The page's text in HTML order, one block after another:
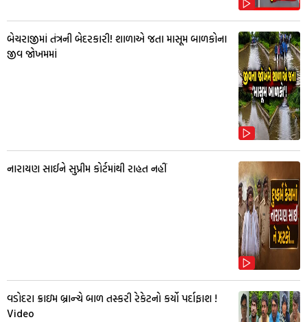
બેચરાજીમાં તંત્રની બેદરકારી! શાળાએ જતા માસૂમ બાળકોના
જીવ જોખમમાં
નારાયણ સાઈને સુપ્રીમ કોર્ટમાંથી રાહત નહીં
વડોદરા ક્રાઇમ બ્રાન્ચે બાળ તસ્કરી રેકેટનો કર્યો પર્દાફાશ !
Video